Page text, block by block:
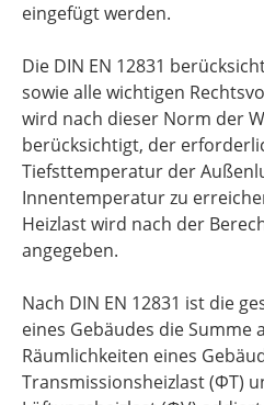
eingefügt werden.
Die DIN EN 12831
sowie alle wichtigen
wird nach dieser Norm der
berücksichtigt, der
Tiefsttemperatur der
Innentemperatur zu
Heizlast wird nach der
angegeben.
Nach DIN EN 12831 ist die
eines Gebäudes die
Räumlichkeiten eines
Transmissionsheizlast (ΦT)